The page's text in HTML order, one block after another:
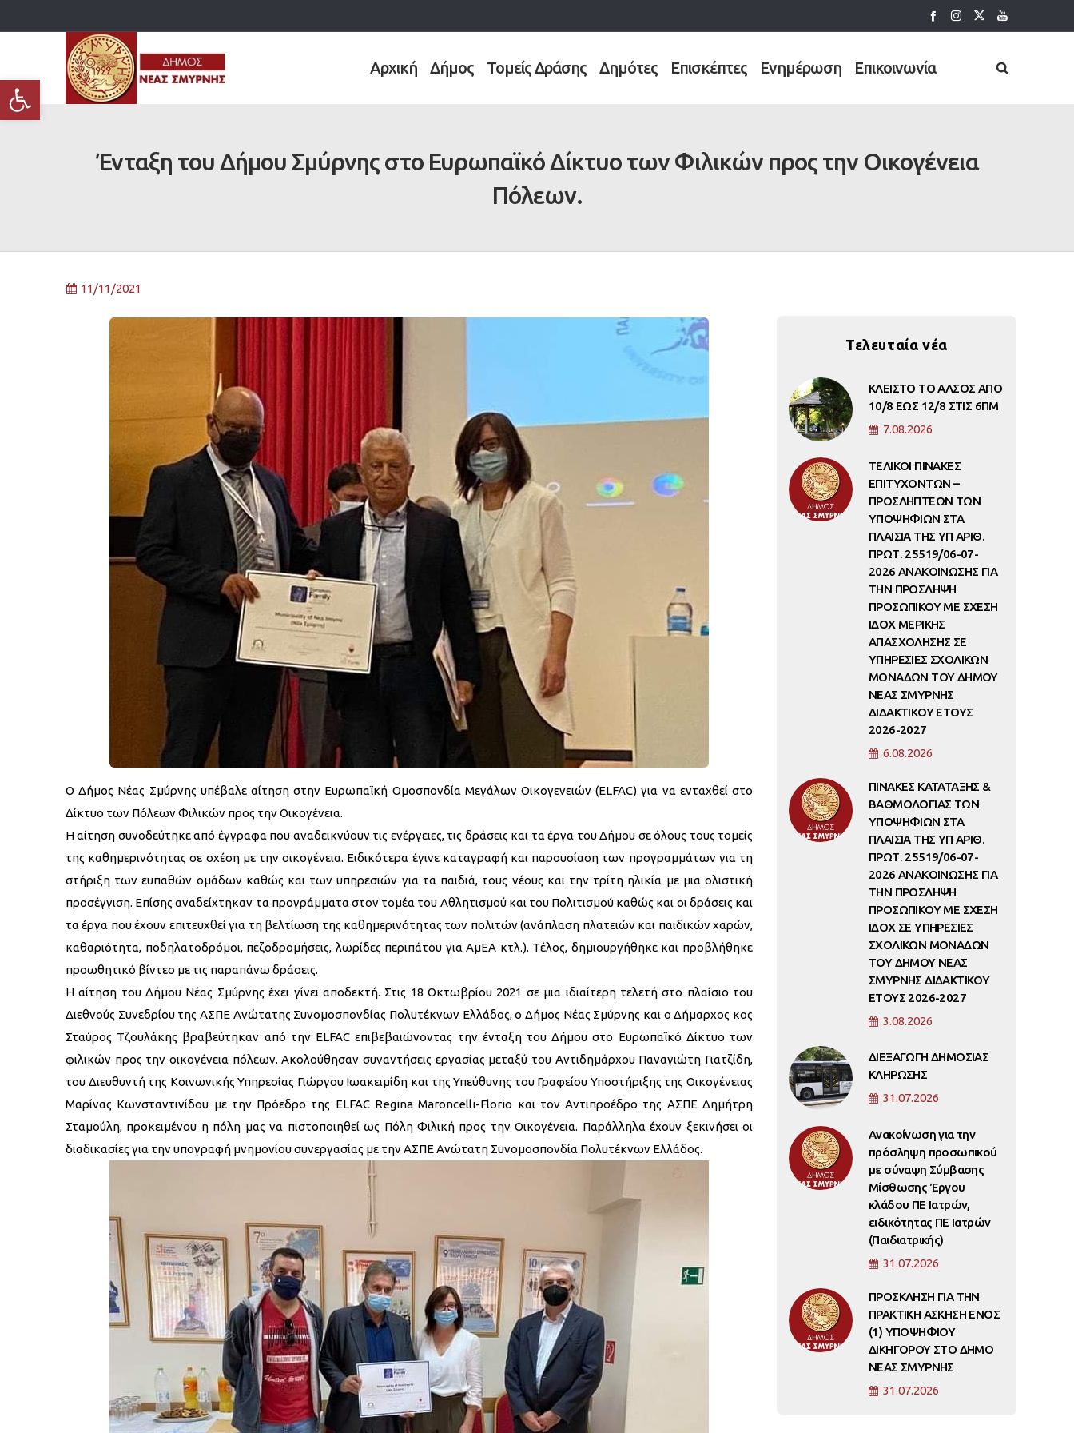
Ανοίξτε τη γραμμή εργαλείων
Αρχική Δήμος Τομείς Δράσης Δημότες Επισκέπτες Ενημέρωση Επικοινωνία
Ένταξη του Δήμου Σμύρνης στο Ευρωπαϊκό Δίκτυο των Φιλικών προς την Οικογένεια
Πόλεων.
11/11/2021
Ο Δήμος Νέας Σμύρνης υπέβαλε αίτηση στην Ευρωπαϊκή Ομοσπονδία Μεγάλων Οικογενειών (ELFAC) για να ενταχθεί στο
Δίκτυο των Πόλεων Φιλικών προς την Οικογένεια.
Η αίτηση συνοδεύτηκε από έγγραφα που αναδεικνύουν τις ενέργειες, τις δράσεις και τα έργα του Δήμου σε όλους τους τομείς
της καθημερινότητας σε σχέση με την οικογένεια. Ειδικότερα έγινε καταγραφή και παρουσίαση των προγραμμάτων για τη
στήριξη των ευπαθών ομάδων καθώς και των υπηρεσιών για τα παιδιά, τους νέους και την τρίτη ηλικία με μια ολιστική
προσέγγιση. Επίσης αναδείχτηκαν τα προγράμματα στον τομέα του Αθλητισμού και του Πολιτισμού καθώς και οι δράσεις και
τα έργα που έχουν επιτευχθεί για τη βελτίωση της καθημερινότητας των πολιτών (ανάπλαση πλατειών και παιδικών χαρών,
καθαριότητα, ποδηλατοδρόμοι, πεζοδρομήσεις, λωρίδες περιπάτου για ΑμΕΑ κτλ.). Tέλος, δημιουργήθηκε και προβλήθηκε
προωθητικό βίντεο με τις παραπάνω δράσεις.
Η αίτηση του Δήμου Νέας Σμύρνης έχει γίνει αποδεκτή. Στις 18 Οκτωβρίου 2021 σε μια ιδιαίτερη τελετή στο πλαίσιο του
Διεθνούς Συνεδρίου της ΑΣΠΕ Ανώτατης Συνομοσπονδίας Πολυτέκνων Ελλάδος, ο Δήμος Νέας Σμύρνης και ο Δήμαρχος κος
Σταύρος Τζουλάκης βραβεύτηκαν από την ELFAC επιβεβαιώνοντας την ένταξη του Δήμου στο Ευρωπαϊκό Δίκτυο των
φιλικών προς την οικογένεια πόλεων. Ακολούθησαν συναντήσεις εργασίας μεταξύ του Αντιδημάρχου Παναγιώτη Γιατζίδη,
του Διευθυντή της Κοινωνικής Υπηρεσίας Γιώργου Ιωακειμίδη και της Υπεύθυνης του Γραφείου Υποστήριξης της Οικογένειας
Μαρίνας Κωνσταντινίδου με την Πρόεδρο της ELFAC Regina Maroncelli-Florio και τον Αντιπροέδρο της ΑΣΠΕ Δημήτρη
Σταμούλη, προκειμένου η πόλη μας να πιστοποιηθεί ως Πόλη Φιλική προς την Οικογένεια. Παράλληλα έχουν ξεκινήσει οι
διαδικασίες για την υπογραφή μνημονίου συνεργασίας με την ΑΣΠΕ Ανώτατη Συνομοσπονδία Πολυτέκνων Ελλάδος.
Τελευταία νέα
ΚΛΕΙΣΤΟ ΤΟ ΑΛΣΟΣ ΑΠΟ
10/8 ΕΩΣ 12/8 ΣΤΙΣ 6ΠΜ
7.08.2026
ΤΕΛΙΚΟΙ ΠΙΝΑΚΕΣ
ΕΠΙΤΥΧΟΝΤΩΝ –
ΠΡΟΣΛΗΠΤΕΩΝ ΤΩΝ
ΥΠΟΨΗΦΙΩΝ ΣΤΑ
ΠΛΑΙΣΙΑ ΤΗΣ ΥΠ ΑΡΙΘ.
ΠΡΩΤ. 25519/06-07-
2026 ΑΝΑΚΟΙΝΩΣΗΣ ΓΙΑ
ΤΗΝ ΠΡΟΣΛΗΨΗ
ΠΡΟΣΩΠΙΚΟΥ ΜΕ ΣΧΕΣΗ
ΙΔΟΧ ΜΕΡΙΚΗΣ
ΑΠΑΣΧΟΛΗΣΗΣ ΣΕ
ΥΠΗΡΕΣΙΕΣ ΣΧΟΛΙΚΩΝ
ΜΟΝΑΔΩΝ ΤΟΥ ΔΗΜΟΥ
ΝΕΑΣ ΣΜΥΡΝΗΣ
ΔΙΔΑΚΤΙΚΟΥ ΕΤΟΥΣ
2026-2027
6.08.2026
ΠΙΝΑΚΕΣ ΚΑΤΑΤΑΞΗΣ &
ΒΑΘΜΟΛΟΓΙΑΣ ΤΩΝ
ΥΠΟΨΗΦΙΩΝ ΣΤΑ
ΠΛΑΙΣΙΑ ΤΗΣ ΥΠ ΑΡΙΘ.
ΠΡΩΤ. 25519/06-07-
2026 ΑΝΑΚΟΙΝΩΣΗΣ ΓΙΑ
ΤΗΝ ΠΡΟΣΛΗΨΗ
ΠΡΟΣΩΠΙΚΟΥ ΜΕ ΣΧΕΣΗ
ΙΔΟΧ ΣΕ ΥΠΗΡΕΣΙΕΣ
ΣΧΟΛΙΚΩΝ ΜΟΝΑΔΩΝ
ΤΟΥ ΔΗΜΟΥ ΝΕΑΣ
ΣΜΥΡΝΗΣ ΔΙΔΑΚΤΙΚΟΥ
ΕΤΟΥΣ 2026-2027
3.08.2026
ΔΙΕΞΑΓΩΓΗ ΔΗΜΟΣΙΑΣ
ΚΛΗΡΩΣΗΣ
31.07.2026
Ανακοίνωση για την
πρόσληψη προσωπικού
με σύναψη Σύμβασης
Μίσθωσης Έργου
κλάδου ΠΕ Ιατρών,
ειδικότητας ΠΕ Ιατρών
(Παιδιατρικής)
31.07.2026
ΠΡΟΣΚΛΗΣΗ ΓΙΑ ΤΗΝ
ΠΡΑΚΤΙΚΗ ΑΣΚΗΣΗ ΕΝΟΣ
(1) ΥΠΟΨΗΦΙΟΥ
ΔΙΚΗΓΟΡΟΥ ΣΤΟ ΔΗΜΟ
ΝΕΑΣ ΣΜΥΡΝΗΣ
31.07.2026